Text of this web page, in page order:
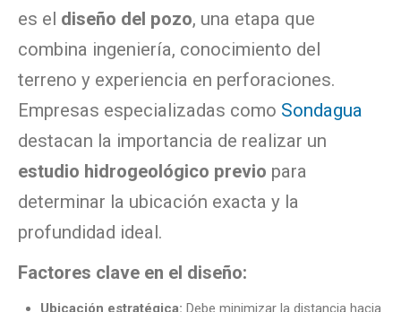
es el diseño del pozo, una etapa que
combina ingeniería, conocimiento del
terreno y experiencia en perforaciones.
Empresas especializadas como Sondagua
destacan la importancia de realizar un
estudio hidrogeológico previo para
determinar la ubicación exacta y la
profundidad ideal.
Factores clave en el diseño:
Ubicación estratégica: Debe minimizar la distancia hacia